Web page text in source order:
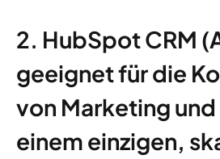
2. HubSpot CRM
geeignet für die
von Marketing
einem einzigen,